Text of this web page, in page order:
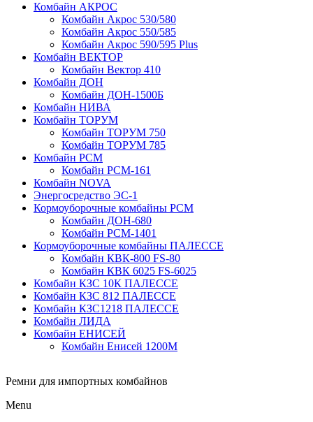
Комбайн АКРОС
Комбайн Акрос 530/580
Комбайн Акрос 550/585
Комбайн Акрос 590/595 Plus
Комбайн ВЕКТОР
Комбайн Вектор 410
Комбайн ДОН
Комбайн ДОН-1500Б
Комбайн НИВА
Комбайн ТОРУМ
Комбайн ТОРУМ 750
Комбайн ТОРУМ 785
Комбайн РСМ
Комбайн РСМ-161
Комбайн NOVA
Энергосредство ЭС-1
Кормоуборочные комбайны РСМ
Комбайн ДОН-680
Комбайн РСМ-1401
Кормоуборочные комбайны ПАЛЕССЕ
Комбайн КВК-800 FS-80
Комбайн КВК 6025 FS-6025
Комбайн КЗС 10К ПАЛЕССЕ
Комбайн КЗС 812 ПАЛЕССЕ
Комбайн КЗС1218 ПАЛЕССЕ
Комбайн ЛИДА
Комбайн ЕНИСЕЙ
Комбайн Енисей 1200М
Ремни для импортных комбайнов
Menu